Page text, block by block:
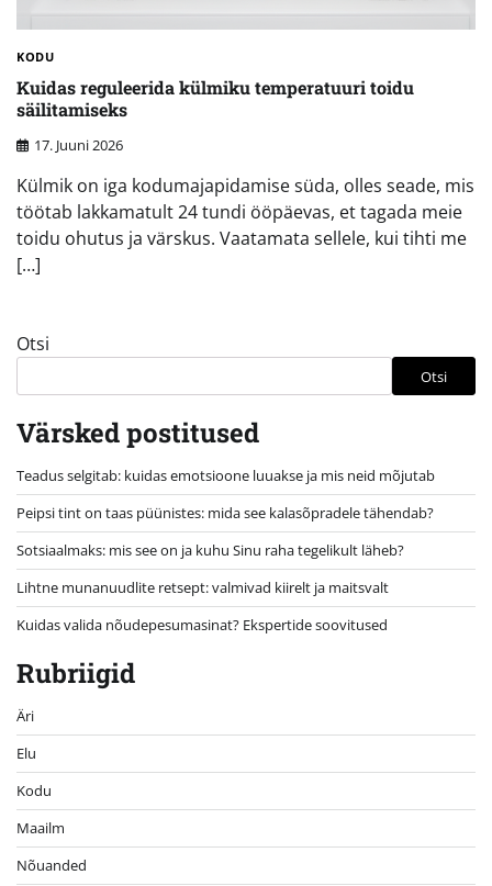
KODU
Kuidas reguleerida külmiku temperatuuri toidu
säilitamiseks
17. Juuni 2026
Külmik on iga kodumajapidamise süda, olles seade, mis
töötab lakkamatult 24 tundi ööpäevas, et tagada meie
toidu ohutus ja värskus. Vaatamata sellele, kui tihti me
[…]
Otsi
Otsi
Värsked postitused
Teadus selgitab: kuidas emotsioone luuakse ja mis neid mõjutab
Peipsi tint on taas püünistes: mida see kalasõpradele tähendab?
Sotsiaalmaks: mis see on ja kuhu Sinu raha tegelikult läheb?
Lihtne munanuudlite retsept: valmivad kiirelt ja maitsvalt
Kuidas valida nõudepesumasinat? Ekspertide soovitused
Rubriigid
Äri
Elu
Kodu
Maailm
Nõuanded